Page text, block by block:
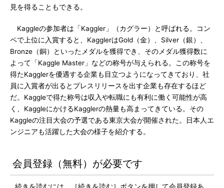
見を得ることもできる。
Kaggleの参加者は「Kaggler」（カグラー）と呼ばれる。コン
ペで上位に入賞すると、KagglerはGold（金）、Silver（銀）、
Bronze（銅）といったメダルを獲得でき、そのメダル獲得数に
よって「Kaggle Master」などの称号が与えられる。この称号を
得たKagglerを優遇する企業も目立つようになってきており、社
員に入賞者が出るとプレスリリースを出す企業も存在するほど
だ。Kaggleで得た称号は収入や転職にも有利に働く可能性が高
く、KaggleにかけるKagglerの熱量も高まってきている。その
Kaggleの注目大会の予選である東京大会が開催された。日本人エ
ンジニアも活躍した大会の様子を紹介する。
会員登録（無料）が必要です
続きを読むには、［続きを読む］ボタンを押して会員登録あ